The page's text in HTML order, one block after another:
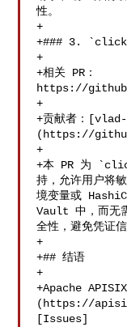
性。
+
+### 3.
+
+相关 PR：
https://
+
+贡献者：
(https://
+
+本 PR 为
持，允许用户将
境变量或
Vault 中，而无
全性，避免凭证
+
+## 结语
+
+Apache
(https://
[Issues]